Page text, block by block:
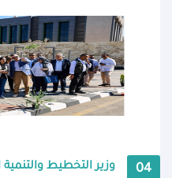
04
وزير التخطيط